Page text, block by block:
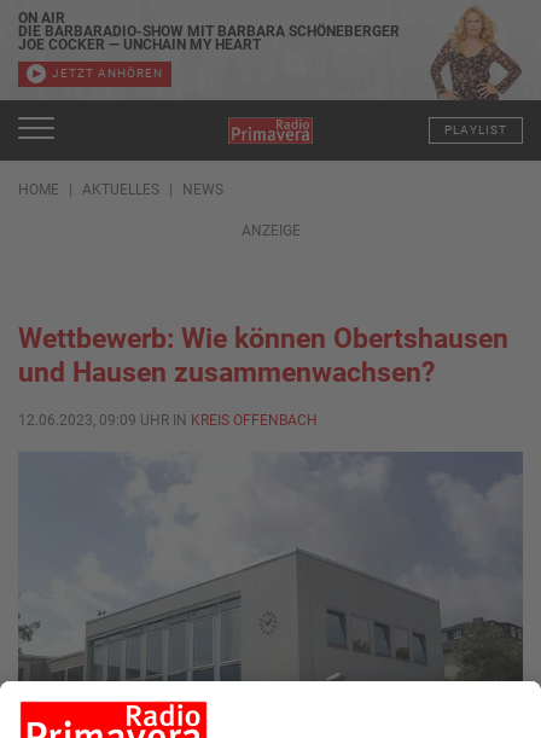
ON AIR
DIE BARBARADIO-SHOW MIT BARBARA SCHÖNEBERGER
JOE COCKER — UNCHAIN MY HEART
JETZT ANHÖREN
PLAYLIST
HOME AKTUELLES NEWS
ANZEIGE
Wettbewerb: Wie können Obertshausen
und Hausen zusammenwachsen?
12.06.2023, 09:09 UHR IN KREIS OFFENBACH